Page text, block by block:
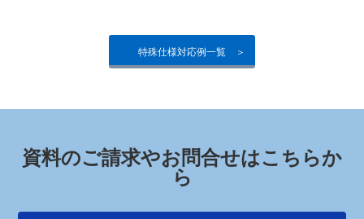
特殊仕様対応例一覧
資料のご請求やお問合せはこちらか
ら